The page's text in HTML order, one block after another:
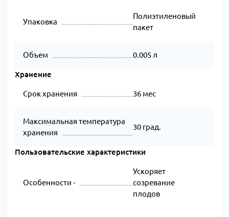
Упаковка
Полиэтиленовый
пакет
Объем 0.005 л
Хранение
Срок хранения 36 мес
Максимальная температура
хранения
30 град.
Пользовательские характеристики
Особенности -
Ускоряет
созревание
плодов